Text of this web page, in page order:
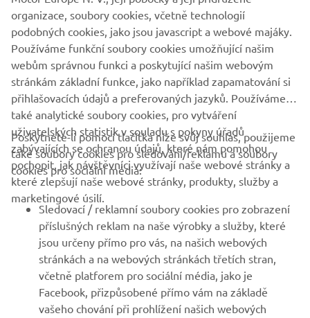
*Emissions produced from Yamaha's value chain, e.g., use
of sold products.
FIREMNÍ
B2B
VÍCE YAMAHA
PODPORA
ZPRAVODAJ
organizace, soubory cookies, včetně technologií
podobných cookies, jako jsou javascript a webové majáky.
Používáme funkční soubory cookies umožňující našim
webům správnou funkci a poskytující našim webovým
stránkám základní funkce, jako například zapamatování si
přihlašovacích údajů a preferovaných jazyků. Používáme
také analytické soubory cookies, pro vytváření
uživatelských statistik v souladu s pokyny úřadů
zabývajících se ochranou údajů, které nám pomohou
pochopit, jak návštěvníci využívají naše webové stránky a
které zlepšují naše webové stránky, produkty, služby a
marketingové úsilí.
Poskytnete-li pomocí tlačítka níže svůj souhlas, použijeme
také soubory cookies pro sledování/reklamu a soubory
cookies pro sociální média:
Sledovací / reklamní soubory cookies pro zobrazení
příslušných reklam na naše výrobky a služby, které
jsou určeny přímo pro vás, na našich webových
stránkách a na webových stránkách třetích stran,
včetně platforem pro sociální média, jako je
Facebook, přizpůsobené přímo vám na základě
vašeho chování při prohlížení našich webových